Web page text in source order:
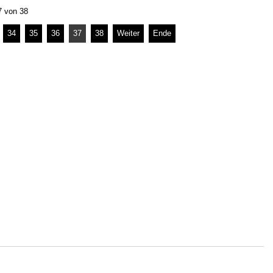
von 38
34 35 36 37 38 Weiter Ende